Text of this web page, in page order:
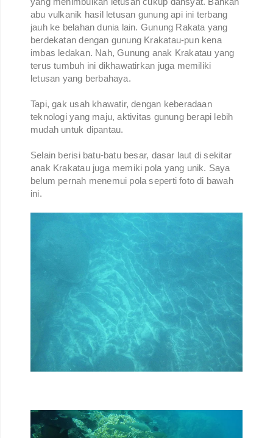
abu vulkanik hasil letusan gunung api ini terbang
jauh ke belahan dunia lain. Gunung Rakata yang
berdekatan dengan gunung Krakatau-pun kena
imbas ledakan. Nah, Gunung anak Krakatau yang
terus tumbuh ini dikhawatirkan juga memiliki
letusan yang berbahaya.
Tapi, gak usah khawatir, dengan keberadaan
teknologi yang maju, aktivitas gunung berapi lebih
mudah untuk dipantau.
Selain berisi batu-batu besar, dasar laut di sekitar
anak Krakatau juga memiki pola yang unik. Saya
belum pernah menemui pola seperti foto di bawah
ini.